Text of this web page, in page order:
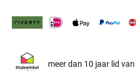
meer dan 10 jaar lid van